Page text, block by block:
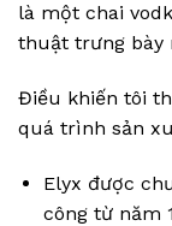
là một chai
thuật trưng bày
Điều khiến tôi
quá trình sản
Elyx được
công từ năm